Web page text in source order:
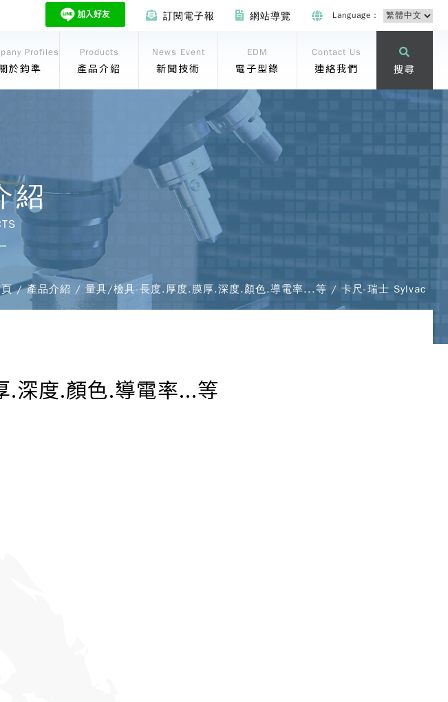
訂閱電子報 網站導覽 Language：
Profiles
於鈞準
Products
產品介紹
News Event
新聞技術
EDM
電子型錄
Contact Us
連絡我們 搜尋
紹
頁 / 產品介紹 / 量具/檢具-長度.厚度.膜厚.深度.顏色.導電率...等 / 卡尺-瑞士 Sylvac
深度.顏色.導電率...等